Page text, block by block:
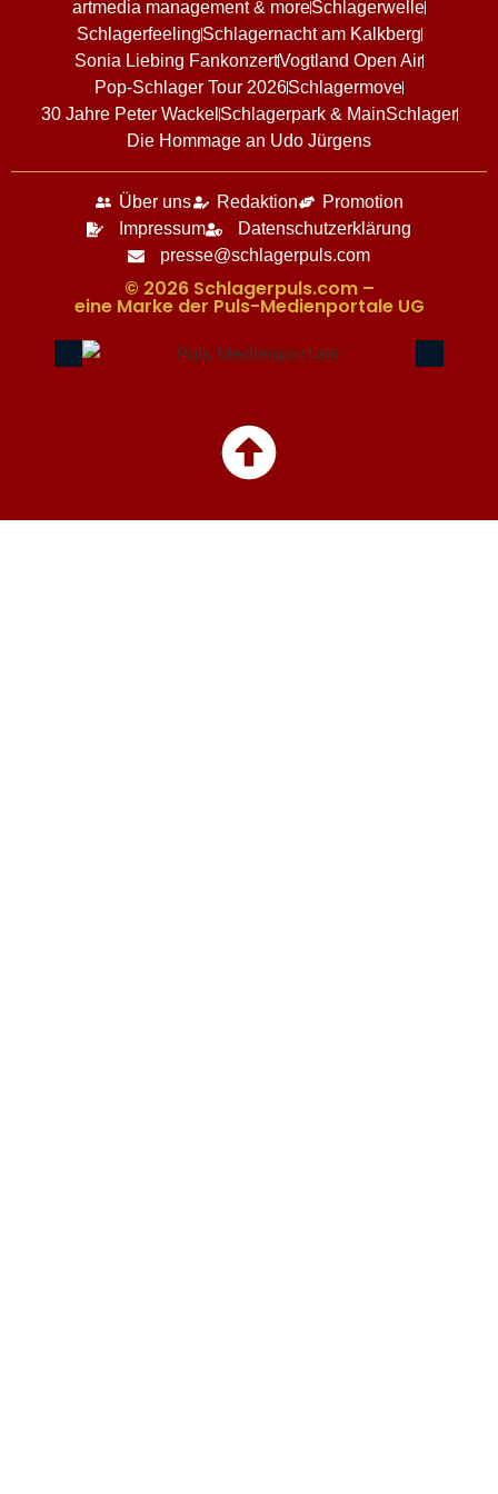
artmedia management & moreSchlagerwelle
SchlagerfeelingSchlagernacht am Kalkberg
Sonia Liebing FankonzertVogtland Open Air
Pop-Schlager Tour 2026Schlagermove
30 Jahre Peter Wackel Schlagerpark & MainSchlager
Die Hommage an Udo Jürgens
Über uns Redaktion
Promotion
Impressum
Datenschutzerklärung
presse@schlagerpuls.com
© 2026 Schlagerpuls.com –
eine Marke der Puls-Medienportale UG​